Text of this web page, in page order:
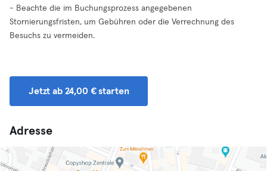
- Beachte die im Buchungsprozess angegebenen
Stornierungsfristen, um Gebühren oder die Verrechnung des
Besuchs zu vermeiden.
Jetzt ab 24,00 € starten
Adresse